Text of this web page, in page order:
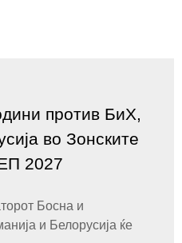
против БиХ,
во Зонските
2027
Босна и
и Белорусија ќе